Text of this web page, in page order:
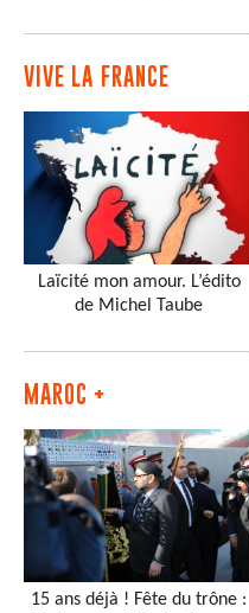
VIVE LA FRANCE
Laïcité mon amour. L’édito
de Michel Taube
MAROC +
15 ans déjà ! Fête du trône :